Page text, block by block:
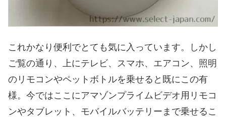
これかなり便利でとても気に入っています。しかし
ご覧の通り、上にテレビ、スマホ、エアコン、照明
のリモコンやペットボトルを乗せると既にこの有
様。今ではここにアマゾンプライムビデオ用リモコ
ンやタブレット、モバイルバッテリーまで乗せるこ